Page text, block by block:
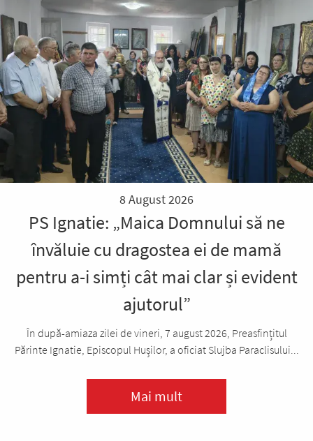
8 August 2026
PS Ignatie: „Maica Domnului să ne
învăluie cu dragostea ei de mamă
pentru a-i simți cât mai clar și evident
ajutorul”
În după-amiaza zilei de vineri, 7 august 2026, Preasfințitul
Părinte Ignatie, Episcopul Hușilor, a oficiat Slujba Paraclisului...
Mai mult